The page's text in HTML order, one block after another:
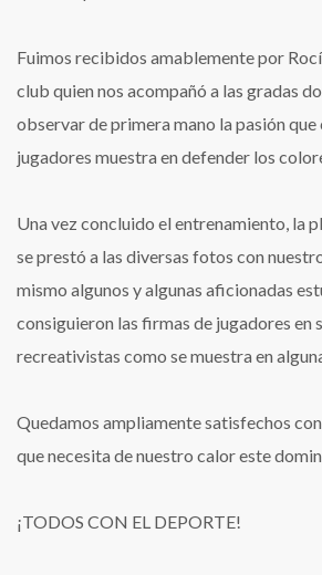
Fuimos recibidos amablemente por
club quien nos acompañó a las gradas
observar de primera mano la pasión que
jugadores muestra en defender los
Una vez concluido el entrenamiento, la
se prestó a las diversas fotos con
mismo algunos y algunas aficionadas
consiguieron las firmas de jugadores en
recreativistas como se muestra en
Quedamos ampliamente satisfechos
que necesita de nuestro calor este
¡TODOS CON EL DEPORTE!